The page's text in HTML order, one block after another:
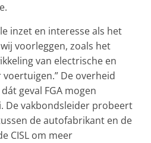
inzet en interesse als het
voorleggen, zoals het
van electrische en
De overheid
geval FGA mogen
De vakbondsleider probeert
de autofabrikant en de
CISL om meer